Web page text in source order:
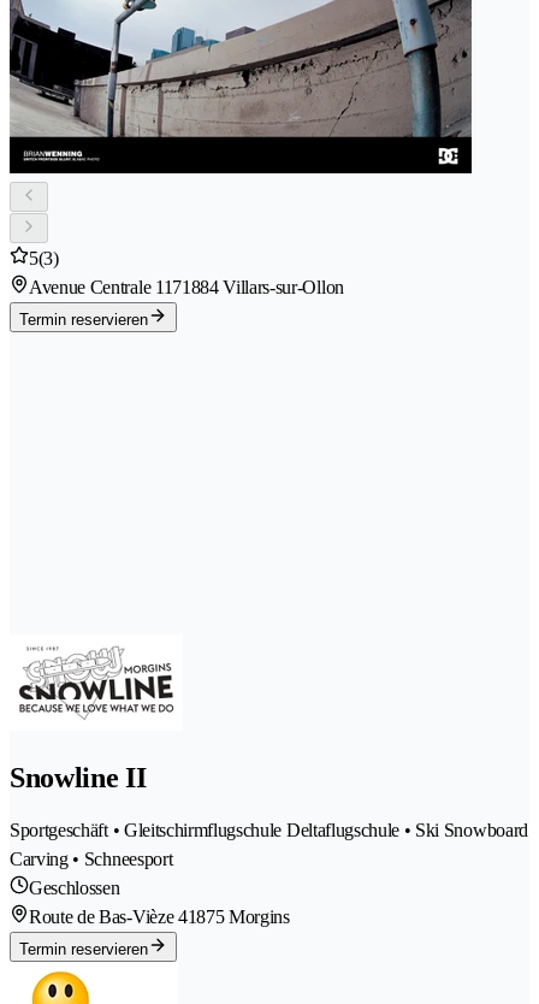
5(3)
Avenue Centrale 1171884 Villars-sur-Ollon
Termin reservieren
Snowline II
Sportgeschäft • Gleitschirmflugschule Deltaflugschule • Ski Snowboard
Carving • Schneesport
Geschlossen
Route de Bas-Vièze 41875 Morgins
Termin reservieren